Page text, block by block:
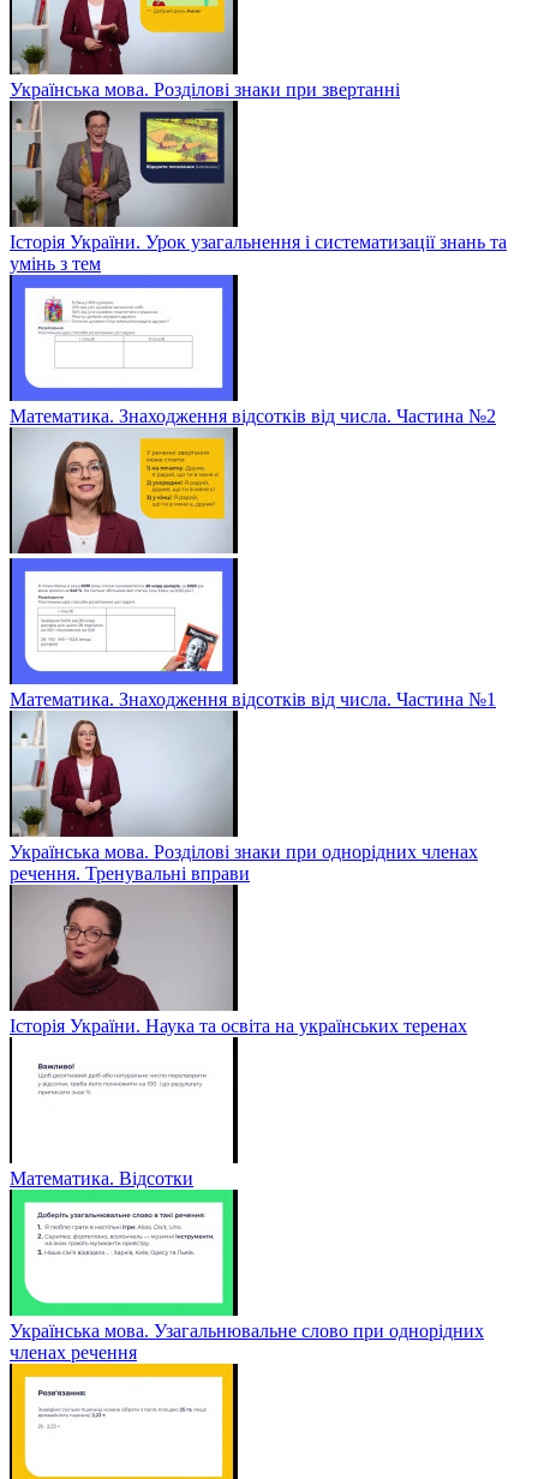
Українська мова. Розділові знаки при звертанні
Історія України. Урок узагальнення і систематизації знань та
умінь з тем
Математика. Знаходження відсотків від числа. Частина №2
Математика. Знаходження відсотків від числа. Частина №1
Українська мова. Розділові знаки при однорідних членах
речення. Тренувальні вправи
Історія України. Наука та освіта на українських теренах
Математика. Відсотки
Українська мова. Узагальнювальне слово при однорідних
членах речення